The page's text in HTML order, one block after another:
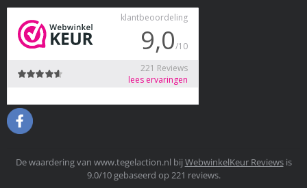
De waardering van www.tegelaction.nl bij WebwinkelKeur Reviewsis
9.0/10 gebaseerd op 221 reviews.